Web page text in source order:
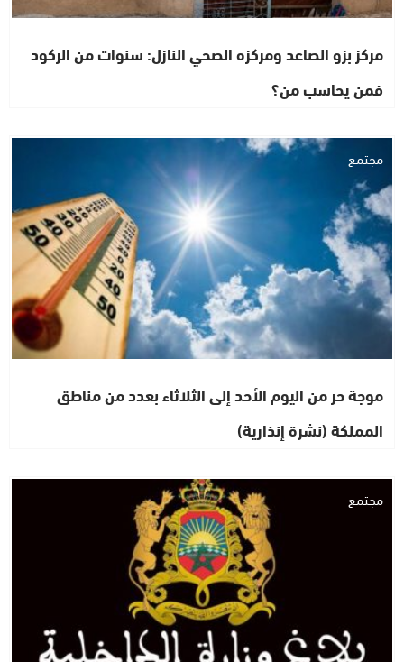
مركز بزو الصاعد ومركزه الصحي النازل: سنوات من الركود
فمن يحاسب من؟
مجتمع
موجة حر من اليوم الأحد إلى الثلاثاء بعدد من مناطق
المملكة (نشرة إنذارية)
مجتمع